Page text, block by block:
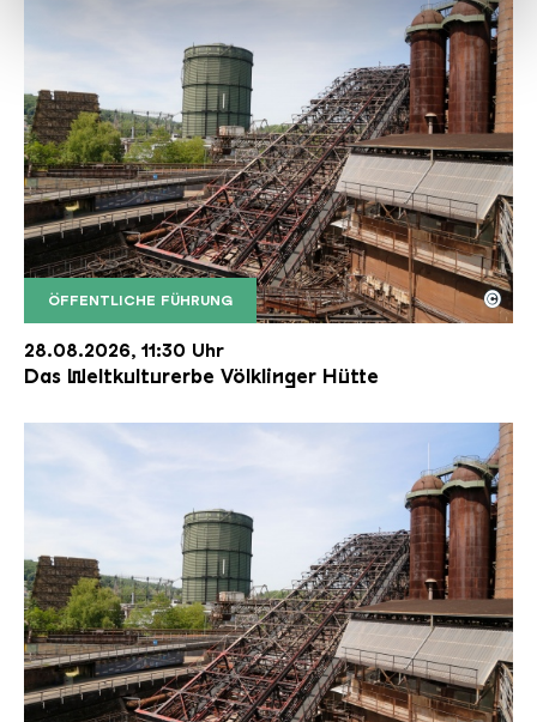
ÖFFENTLICHE FÜHRUNG
Der Erzschrägaufzug der Völklinger Hütte mit
Copyright: Weltkulturerbe Völklinger Hütte | Karl
©
28.08.2026, 11:30 Uhr
Das Weltkulturerbe Völklinger Hütte